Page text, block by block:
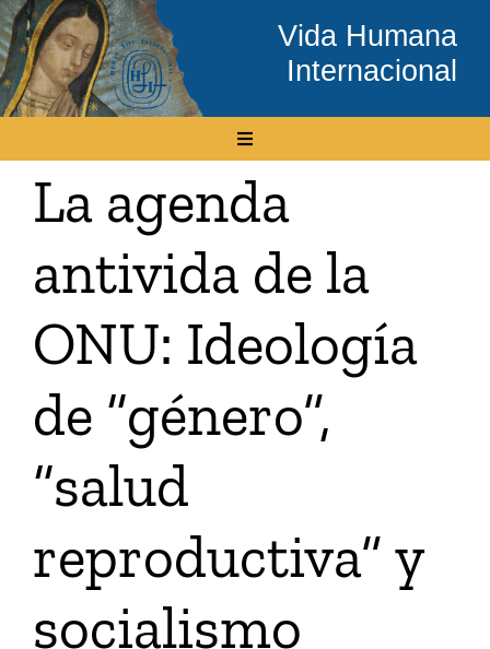
Skip
to
content
Vida Humana
Internacional
Toggle
Inicio
Conócenos
Temas
Boletín Electrónico
Media
Tienda Virtual
Buscar
La agenda
antivida de la
ONU: Ideología
de “género”,
“salud
reproductiva” y
socialismo